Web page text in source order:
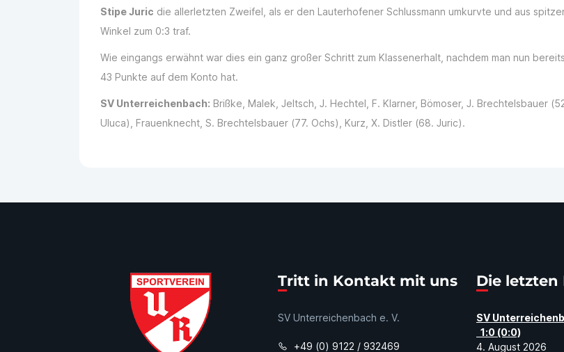
Stipe Juric die allerletzten Zweifel, als er den Lauterhofener Schlussmann umkurvte und aus
Winkel zum 0:3 traf.
Wie eingangs erwähnt war dies ein ganz großer Schritt zum Klassenerhalt, nachdem man nun bereits
43 Punkte auf dem Konto hat.
SV Unterreichenbach: Brißke, Malek, Jeltsch, J. Hechtel, F. Klarner, Bömoser, J. Brechtelsbauer
Uluca), Frauenknecht, S. Brechtelsbauer (77. Ochs), Kurz, X. Distler (68. Juric).
Tritt in Kontakt mit uns
SV Unterreichenbach e. V.
+49 (0) 9122 / 932469
Die
SV
1:0 (0:0)
4. August 2026